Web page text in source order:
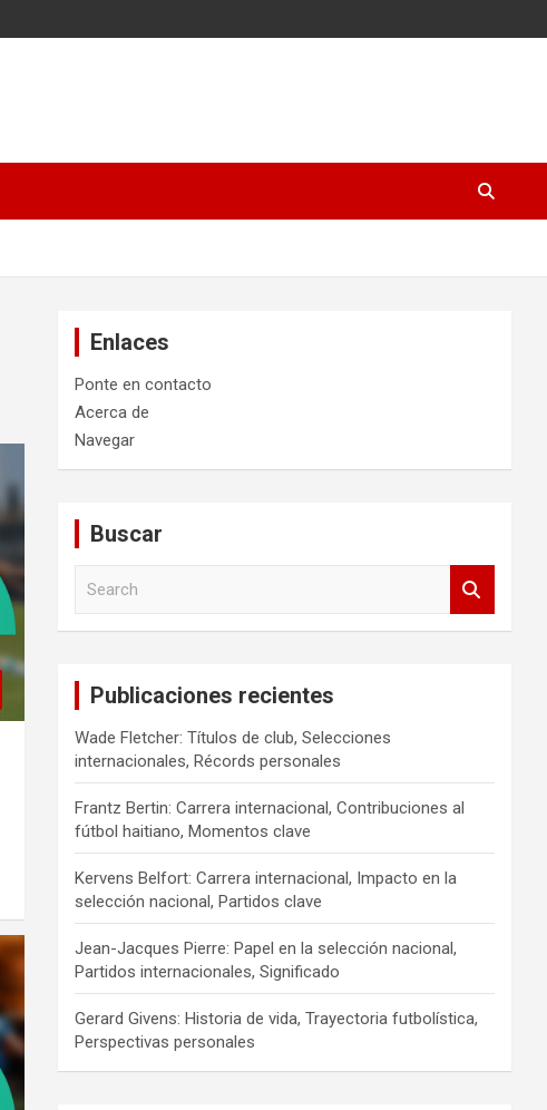
Enlaces
Ponte en contacto
Acerca de
Navegar
Buscar
Publicaciones recientes
Wade Fletcher: Títulos de club, Selecciones
internacionales, Récords personales
Frantz Bertin: Carrera internacional, Contribuciones al
fútbol haitiano, Momentos clave
Kervens Belfort: Carrera internacional, Impacto en la
selección nacional, Partidos clave
Jean-Jacques Pierre: Papel en la selección nacional,
Partidos internacionales, Significado
Gerard Givens: Historia de vida, Trayectoria futbolística,
Perspectivas personales